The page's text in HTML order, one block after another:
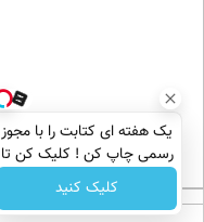
یک هفته ای کتابت را با مجوز
رسمی چاپ کن ! کلیک کن تا
فرصت هست !
کلیک کنید